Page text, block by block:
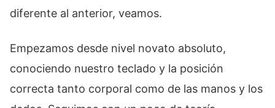
diferente al anterior, veamos.
Empezamos desde nivel novato absoluto,
conociendo nuestro teclado y la posición
correcta tanto corporal como de las manos y los